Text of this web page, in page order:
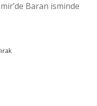
Baran isminde